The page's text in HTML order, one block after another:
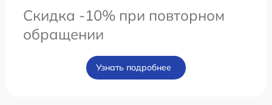
Скидка -10% при повторном
обращении
Узнать подробнее